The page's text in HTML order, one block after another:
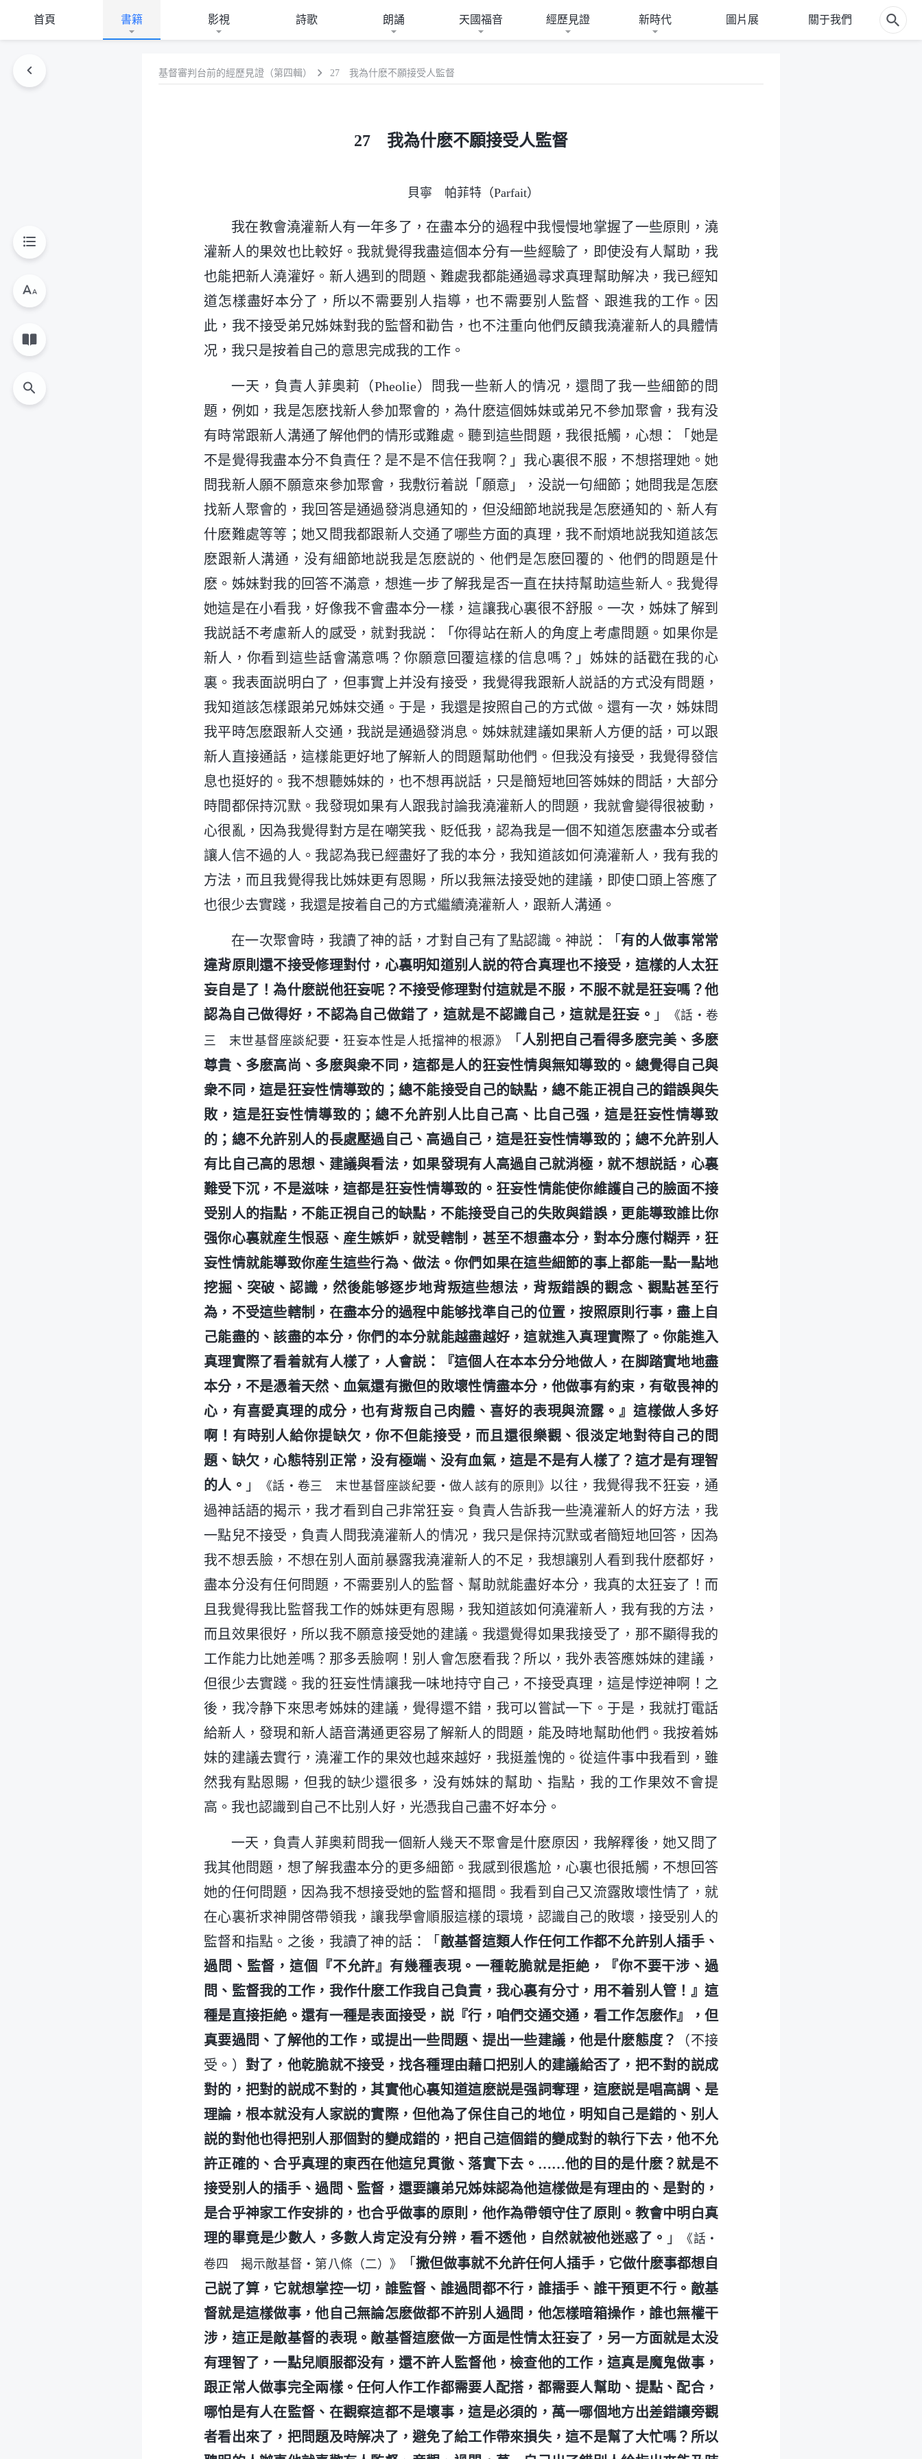
首頁 書籍 影視 詩歌 朗誦 天國福音 經歷見證 新時代 圖片展 關于我們
基督審判台前的經歷見證（第四輯） 27 我為什麽不願接受人監督
27 我為什麽不願接受人監督
貝寧 帕菲特（Parfait）
我在教會澆灌新人有一年多了，在盡本分的過程中我慢慢地掌握了一些原則，澆
灌新人的果效也比較好。我就覺得我盡這個本分有一些經驗了，即使没有人幫助，我
也能把新人澆灌好。新人遇到的問題、難處我都能通過尋求真理幫助解决，我已經知
道怎樣盡好本分了，所以不需要别人指導，也不需要别人監督、跟進我的工作。因
此，我不接受弟兄姊妹對我的監督和勸告，也不注重向他們反饋我澆灌新人的具體情
况，我只是按着自己的意思完成我的工作。
一天，負責人菲奥莉（Pheolie）問我一些新人的情况，還問了我一些細節的問
題，例如，我是怎麽找新人參加聚會的，為什麽這個姊妹或弟兄不參加聚會，我有没
有時常跟新人溝通了解他們的情形或難處。聽到這些問題，我很抵觸，心想：「她是
不是覺得我盡本分不負責任？是不是不信任我啊？」我心裏很不服，不想搭理她。她
問我新人願不願意來參加聚會，我敷衍着説「願意」，没説一句細節；她問我是怎麽
找新人聚會的，我回答是通過發消息通知的，但没細節地説我是怎麽通知的、新人有
什麽難處等等；她又問我都跟新人交通了哪些方面的真理，我不耐煩地説我知道該怎
麽跟新人溝通，没有細節地説我是怎麽説的、他們是怎麽回覆的、他們的問題是什
麽。姊妹對我的回答不滿意，想進一步了解我是否一直在扶持幫助這些新人。我覺得
她這是在小看我，好像我不會盡本分一樣，這讓我心裏很不舒服。一次，姊妹了解到
我説話不考慮新人的感受，就對我説：「你得站在新人的角度上考慮問題。如果你是
新人，你看到這些話會滿意嗎？你願意回覆這樣的信息嗎？」姊妹的話戳在我的心
裏。我表面説明白了，但事實上并没有接受，我覺得我跟新人説話的方式没有問題，
我知道該怎樣跟弟兄姊妹交通。于是，我還是按照自己的方式做。還有一次，姊妹問
我平時怎麽跟新人交通，我説是通過發消息。姊妹就建議如果新人方便的話，可以跟
新人直接通話，這樣能更好地了解新人的問題幫助他們。但我没有接受，我覺得發信
息也挺好的。我不想聽姊妹的，也不想再説話，只是簡短地回答姊妹的問話，大部分
時間都保持沉默。我發現如果有人跟我討論我澆灌新人的問題，我就會變得很被動，
心很亂，因為我覺得對方是在嘲笑我、貶低我，認為我是一個不知道怎麽盡本分或者
讓人信不過的人。我認為我已經盡好了我的本分，我知道該如何澆灌新人，我有我的
方法，而且我覺得我比姊妹更有恩賜，所以我無法接受她的建議，即使口頭上答應了
也很少去實踐，我還是按着自己的方式繼續澆灌新人，跟新人溝通。
在一次聚會時，我讀了神的話，才對自己有了點認識。神説：「 有的人做事常常
違背原則還不接受修理對付，心裏明知道别人説的符合真理也不接受，這樣的人太狂
妄自是了！為什麽説他狂妄呢？不接受修理對付這就是不服，不服不就是狂妄嗎？他
認為自己做得好，不認為自己做錯了，這就是不認識自己，這就是狂妄。 」
《話・卷
三 末世基督座談紀要・狂妄本性是人抵擋神的根源》
「 人别把自己看得多麽完美、多麽
尊貴、多麽高尚、多麽與衆不同，這都是人的狂妄性情與無知導致的。總覺得自己與
衆不同，這是狂妄性情導致的；總不能接受自己的缺點，總不能正視自己的錯誤與失
敗，這是狂妄性情導致的；總不允許别人比自己高、比自己强，這是狂妄性情導致
的；總不允許别人的長處壓過自己、高過自己，這是狂妄性情導致的；總不允許别人
有比自己高的思想、建議與看法，如果發現有人高過自己就消極，就不想説話，心裏
難受下沉，不是滋味，這都是狂妄性情導致的。狂妄性情能使你維護自己的臉面不接
受别人的指點，不能正視自己的缺點，不能接受自己的失敗與錯誤，更能導致誰比你
强你心裏就産生恨惡、産生嫉妒，就受轄制，甚至不想盡本分，對本分應付糊弄，狂
妄性情就能導致你産生這些行為、做法。你們如果在這些細節的事上都能一點一點地
挖掘、突破、認識，然後能够逐步地背叛這些想法，背叛錯誤的觀念、觀點甚至行
為，不受這些轄制，在盡本分的過程中能够找準自己的位置，按照原則行事，盡上自
己能盡的、該盡的本分，你們的本分就能越盡越好，這就進入真理實際了。你能進入
真理實際了看着就有人樣了，人會説：『這個人在本本分分地做人，在脚踏實地地盡
本分，不是憑着天然、血氣還有撒但的敗壞性情盡本分，他做事有約束，有敬畏神的
心，有喜愛真理的成分，也有背叛自己肉體、喜好的表現與流露。』這樣做人多好
啊！有時别人給你提缺欠，你不但能接受，而且還很樂觀、很淡定地對待自己的問
題、缺欠，心態特别正常，没有極端、没有血氣，這是不是有人樣了？這才是有理智
的人。 」 《話・卷三 末世基督座談紀要・做人該有的原則》 以往，我覺得我不狂妄，通
過神話語的揭示，我才看到自己非常狂妄。負責人告訴我一些澆灌新人的好方法，我
一點兒不接受，負責人問我澆灌新人的情况，我只是保持沉默或者簡短地回答，因為
我不想丢臉，不想在别人面前暴露我澆灌新人的不足，我想讓别人看到我什麽都好，
盡本分没有任何問題，不需要别人的監督、幫助就能盡好本分，我真的太狂妄了！而
且我覺得我比監督我工作的姊妹更有恩賜，我知道該如何澆灌新人，我有我的方法，
而且效果很好，所以我不願意接受她的建議。我還覺得如果我接受了，那不顯得我的
工作能力比她差嗎？那多丢臉啊！别人會怎麽看我？所以，我外表答應姊妹的建議，
但很少去實踐。我的狂妄性情讓我一味地持守自己，不接受真理，這是悖逆神啊！之
後，我冷静下來思考姊妹的建議，覺得還不錯，我可以嘗試一下。于是，我就打電話
給新人，發現和新人語音溝通更容易了解新人的問題，能及時地幫助他們。我按着姊
妹的建議去實行，澆灌工作的果效也越來越好，我挺羞愧的。從這件事中我看到，雖
然我有點恩賜，但我的缺少還很多，没有姊妹的幫助、指點，我的工作果效不會提
高。我也認識到自己不比别人好，光憑我自己盡不好本分。
一天，負責人菲奥莉問我一個新人幾天不聚會是什麽原因，我解釋後，她又問了
我其他問題，想了解我盡本分的更多細節。我感到很尷尬，心裏也很抵觸，不想回答
她的任何問題，因為我不想接受她的監督和摳問。我看到自己又流露敗壞性情了，就
在心裏祈求神開啓帶領我，讓我學會順服這樣的環境，認識自己的敗壞，接受别人的
監督和指點。之後，我讀了神的話：「 敵基督這類人作任何工作都不允許别人插手、
過問、監督，這個『不允許』有幾種表現。一種乾脆就是拒絶，『你不要干涉、過
問、監督我的工作，我作什麽工作我自己負責，我心裏有分寸，用不着别人管！』這
種是直接拒絶。還有一種是表面接受，説『行，咱們交通交通，看工作怎麽作』，但
真要過問、了解他的工作，或提出一些問題、提出一些建議，他是什麽態度？
（不接
受。） 對了，他乾脆就不接受，找各種理由藉口把别人的建議給否了，把不對的説成
對的，把對的説成不對的，其實他心裏知道這麽説是强詞奪理，這麽説是唱高調、是
理論，根本就没有人家説的實際，但他為了保住自己的地位，明知自己是錯的、别人
説的對他也得把别人那個對的變成錯的，把自己這個錯的變成對的執行下去，他不允
許正確的、合乎真理的東西在他這兒貫徹、落實下去。……他的目的是什麽？就是不
接受别人的插手、過問、監督，還要讓弟兄姊妹認為他這樣做是有理由的、是對的，
是合乎神家工作安排的，也合乎做事的原則，他作為帶領守住了原則。教會中明白真
理的畢竟是少數人，多數人肯定没有分辨，看不透他，自然就被他迷惑了。 」
《話・
卷四 揭示敵基督・第八條（二）》
「 撒但做事就不允許任何人插手，它做什麽事都想自
己説了算，它就想掌控一切，誰監督、誰過問都不行，誰插手、誰干預更不行。敵基
督就是這樣做事，他自己無論怎麽做都不許别人過問，他怎樣暗箱操作，誰也無權干
涉，這正是敵基督的表現。敵基督這麽做一方面是性情太狂妄了，另一方面就是太没
有理智了，一點兒順服都没有，還不許人監督他，檢查他的工作，這真是魔鬼做事，
跟正常人做事完全兩樣。任何人作工作都需要人配搭，都需要人幫助、提點、配合，
哪怕是有人在監督、在觀察這都不是壞事，這是必須的，萬一哪個地方出差錯讓旁觀
者看出來了，把問題及時解决了，避免了給工作帶來損失，這不是幫了大忙嗎？所以